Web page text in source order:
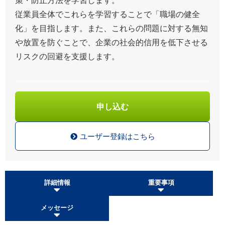
従業員全体でこれらを学習することで「職場の健全
化」を目指します。また、これらの問題に対する無知
や放置を防ぐことで、企業の社会的信用を低下させる
リスクの回避を支援します。
申し込む
ユーザー登録はこちら
詳細情報 重要事項
メッセージ